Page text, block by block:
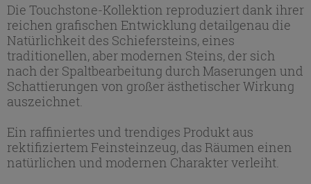
Die Touchstone-Kollektion reproduziert dank ihrer
reichen grafischen Entwicklung detailgenau die
Natürlichkeit des Schiefersteins, eines
traditionellen, aber modernen Steins, der sich
nach der Spaltbearbeitung durch Maserungen und
Schattierungen von großer ästhetischer Wirkung
auszeichnet.
Ein raffiniertes und trendiges Produkt aus
rektifiziertem Feinsteinzeug, das Räumen einen
natürlichen und modernen Charakter verleiht.